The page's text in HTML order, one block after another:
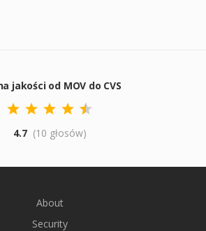
jakości od MOV do CVS
4.7 (10 głosów)
About
Security